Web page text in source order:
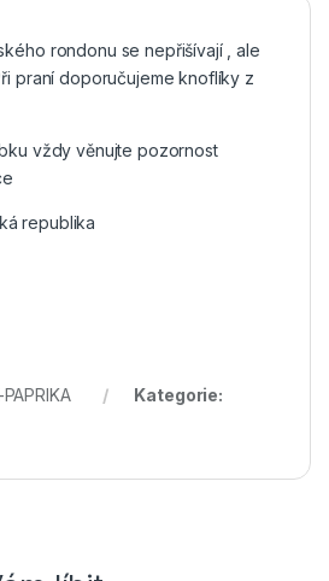
rondonu se nepřišívají , ale
praní doporučujeme knoflíky z
vždy věnujte pozornost
republika
Kategorie: